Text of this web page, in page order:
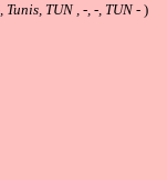
Tunis, TUN , -, -, TUN - )